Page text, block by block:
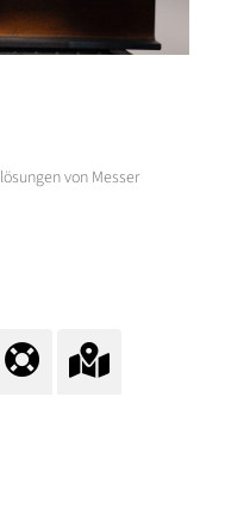
von Messer